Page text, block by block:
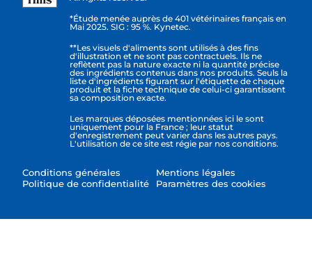
*Étude menée auprès de 401 vétérinaires français en
Mai 2025. SIG : 95 %. Kynetec.
**Les visuels d'aliments sont utilisés à des fins
d'illustration et ne sont pas contractuels. Ils ne
reflètent pas la nature exacte ni la quantité précise
des ingrédients contenus dans nos produits. Seuls la
liste d'ingrédients figurant sur l'étiquette de chaque
produit et la fiche technique de celui-ci garantissent
sa composition exacte.
Les marques déposées mentionnées ici le sont
uniquement pour la France ; leur statut
d'enregistrement peut varier dans les autres pays.
L'utilisation de ce site est régie par nos conditions.
Conditions générales
Politique de confidentialité
Mentions légales
Paramètres des cookies